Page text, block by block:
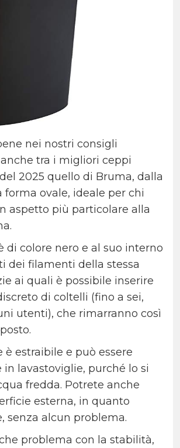
nei nostri consigli
anche tra i migliori ceppi
2025 quello di Bruma, dalla
forma ovale, ideale per chi
aspetto più particolare alla
di colore nero e al suo interno
dei filamenti della stessa
ai quali è possibile inserire
di coltelli (fino a sei,
utenti), che rimarranno così
è estraibile e può essere
in lavastoviglie, purché lo si
fredda. Potrete anche
esterna, in quanto
senza alcun problema.
problema con la stabilità,